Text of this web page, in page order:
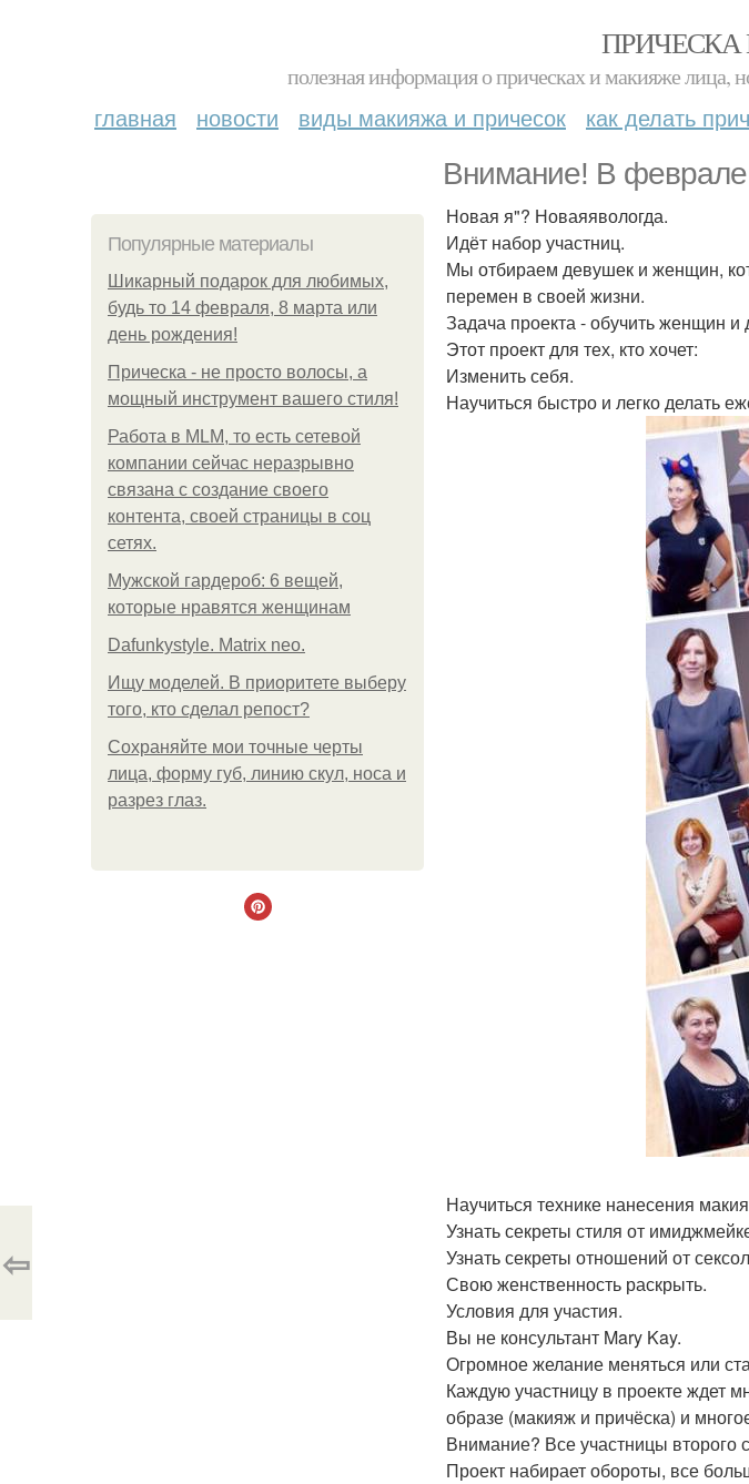
полезная информация о прическах и макияже лица,
главная новости виды макияжа и причесок как делать
Внимание! В феврале
Популярные материалы
Шикарный подарок для любимых,
будь то 14 февраля, 8 марта или
день рождения!
Прическа - не просто волосы, а
мощный инструмент вашего стиля!
Работа в MLM, то есть сетевой
компании сейчас неразрывно
связана с создание своего
контента, своей страницы в соц
сетях.
Мужской гардероб: 6 вещей,
которые нравятся женщинам
Dafunkystyle. Matrix neo.
Ищу моделей. В приоритете выберу
того, кто сделал репост?
Сохраняйте мои точные черты
лица, форму губ, линию скул, носа и
разрез глаз.
Новая я"? Новаяявологда.
Идёт набор участниц.
Мы отбираем девушек и женщин,
перемен в своей жизни.
Задача проекта - обучить женщин
Этот проект для тех, кто хочет:
Изменить себя.
Научиться быстро и легко делать
Научиться технике нанесения
Узнать секреты стиля от
Узнать секреты отношений от
Свою женственность раскрыть.
Условия для участия.
Вы не консультант Mary Kay.
Огромное желание меняться или
Каждую участницу в проекте ждет
образе (макияж и причёска) и
Внимание? Все участницы второго
Проект набирает обороты, все
⇦